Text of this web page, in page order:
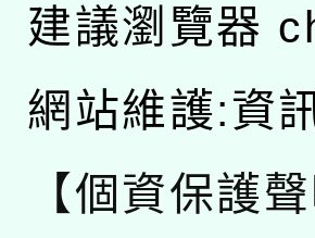
建議瀏覽器
網站維護:資
【個資保護聲